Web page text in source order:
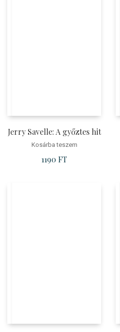
Jerry Savelle: A győztes hit
Kosárba teszem
1190 FT